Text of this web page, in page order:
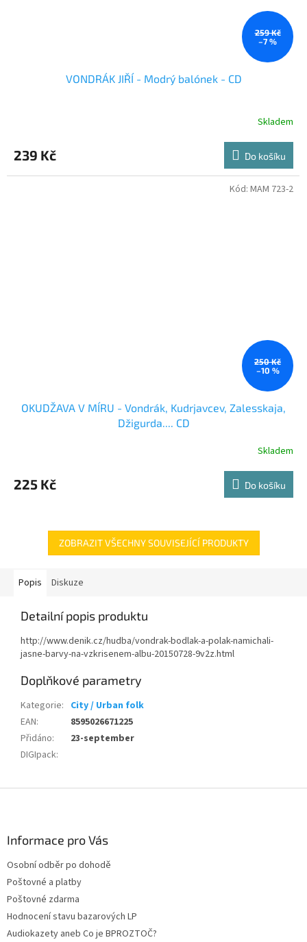
259 Kč
–7 %
VONDRÁK JIŘÍ - Modrý balónek - CD
Skladem
239 Kč Do košíku
250 Kč
–10 %
OKUDŽAVA V MÍRU - Vondrák, Kudrjavcev, Zalesskaja,
Džigurda.... CD
Skladem
225 Kč Do košíku
Kód: MAM 723-2
ZOBRAZIT VŠECHNY SOUVISEJÍCÍ PRODUKTY
Popis Diskuze
Detailní popis produktu
http://www.denik.cz/hudba/vondrak-bodlak-a-polak-namichali-
jasne-barvy-na-vzkrisenem-albu-20150728-9v2z.html
Doplňkové parametry
Kategorie: City / Urban folk
EAN:
8595026671225
Přidáno:
23-september
DIGIpack:
Informace pro Vás
Osobní odběr po dohodě
Poštovné a platby
Poštovné zdarma
Hodnocení stavu bazarových LP
Audiokazety aneb Co je BPROZTOČ?